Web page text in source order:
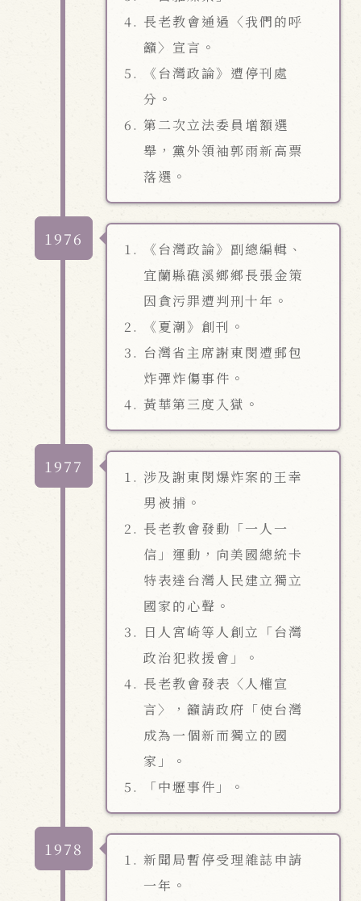
長老教會通過〈我們的呼
籲〉宣言。
《台灣政論》遭停刊處
分。
第二次立法委員增額選
舉，黨外領袖郭雨新高票
落選。
1976
《台灣政論》副總編輯、
宜蘭縣礁溪鄉鄉長張金策
因貪污罪遭判刑十年。
《夏潮》創刊。
台灣省主席謝東閔遭郵包
炸彈炸傷事件。
黃華第三度入獄。
1977
涉及謝東閔爆炸案的王幸
男被捕。
長老教會發動「一人一
信」運動，向美國總統卡
特表達台灣人民建立獨立
國家的心聲。
日人宮崎等人創立「台灣
政治犯救援會」。
長老教會發表〈人權宣
言〉，籲請政府「使台灣
成為一個新而獨立的國
家」。
「中壢事件」。
1978
新聞局暫停受理雜誌申請
一年。